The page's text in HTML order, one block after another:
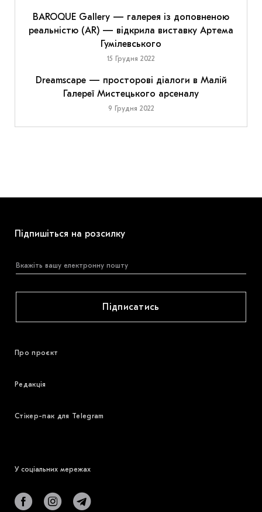
BAROQUE Gallery — галерея із доповненою
реальністю (AR) — відкрила виставку Артема
Гумілевського
15 Грудня 2022
Dreamscape — просторові діалоги в Малій
Галереї Мистецького арсеналу
9 Грудня 2022
Підпишіться на розсилку
Підписатись
Про проєкт
Редакція
Стікер-пак для Telegram
У соціальних мережах